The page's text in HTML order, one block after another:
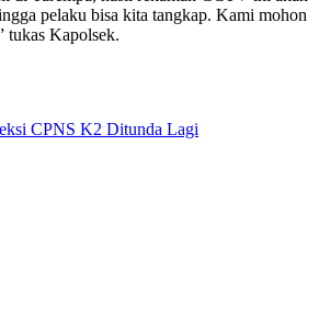
pelaku bisa kita tangkap. Kami mohon
tukas Kapolsek.
CPNS K2 Ditunda Lagi